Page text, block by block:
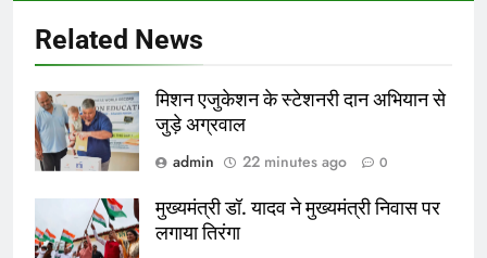
Related News
मिशन एजुकेशन के स्टेशनरी दान अभियान से
जुड़े अग्रवाल
admin
22 minutes ago 0
मुख्यमंत्री डॉ. यादव ने मुख्यमंत्री निवास पर
लगाया तिरंगा